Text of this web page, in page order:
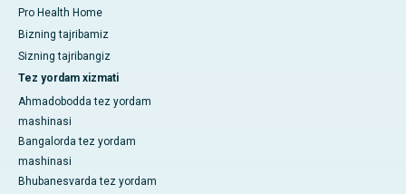
Pro Health Home
Bizning tajribamiz
Sizning tajribangiz
Tez yordam xizmati
Ahmadobodda tez yordam
mashinasi
Bangalorda tez yordam
mashinasi
Bhubanesvarda tez yordam